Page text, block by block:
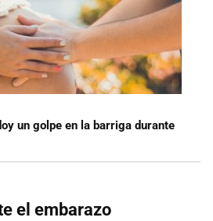
un golpe en la barriga durante
el embarazo